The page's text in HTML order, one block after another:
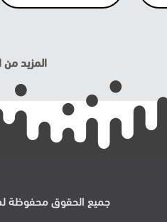
المزيد من
جميع الحقوق محفوظة